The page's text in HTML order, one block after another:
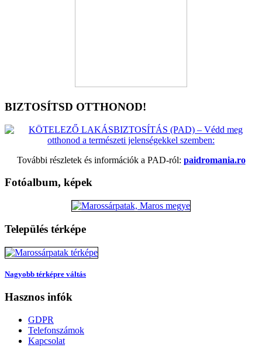
BIZTOSÍTSD OTTHONOD!
További részletek és információk a PAD-ról: paidromania.ro
Fotóalbum, képek
Település térképe
Nagyobb térképre váltás
Hasznos infók
GDPR
Telefonszámok
Kapcsolat